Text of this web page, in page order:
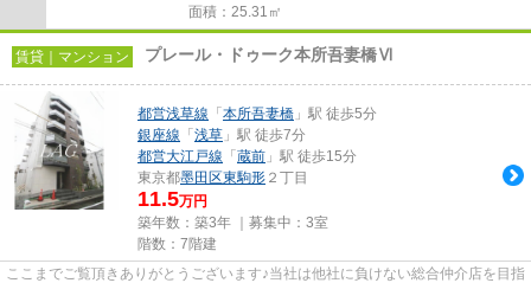
面積：25.31㎡
賃貸｜マンション プレール・ドゥーク本所吾妻橋Ⅵ
都営浅草線 「 本所吾妻橋 」駅 徒歩5分
銀座線 「 浅草 」駅 徒歩7分
都営大江戸線 「 蔵前 」駅 徒歩15分
東京都墨田区東駒形 ２丁目
11.5万円
築年数：築3年 ｜募集中： 3室
階数：7階建
ここまでご覧頂きありがとうございます♪当社は他社に負けない総合仲介店を目指